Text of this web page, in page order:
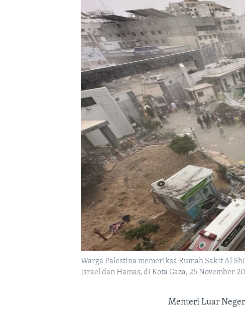
Warga Palestina memeriksa Rumah Sakit Al
Israel dan Hamas, di Kota Gaza, 25 November
Menteri Luar